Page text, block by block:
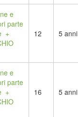
e
parte
+
12 5 anni
e
parte
+
16 5 anni